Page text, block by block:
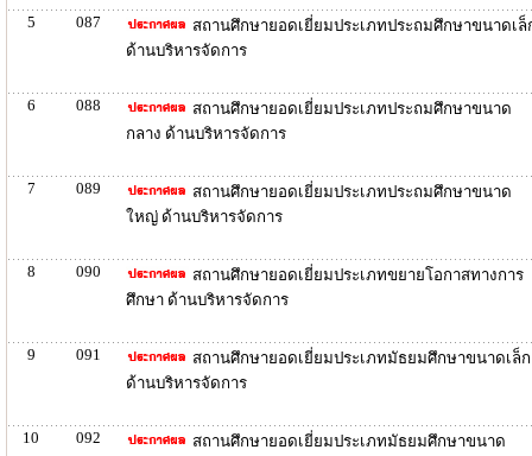
5 087
สถานศึกษายอดเยี่ยมประเภทประถมศึกษาขนาดเล็
ด้านบริหารจัดการ
6 088
สถานศึกษายอดเยี่ยมประเภทประถมศึกษาขนาด
กลาง ด้านบริหารจัดการ
7 089
สถานศึกษายอดเยี่ยมประเภทประถมศึกษาขนาด
ใหญ่ ด้านบริหารจัดการ
8 090
สถานศึกษายอดเยี่ยมประเภทขยายโอกาสทางการ
ศึกษา ด้านบริหารจัดการ
9 091
สถานศึกษายอดเยี่ยมประเภทมัธยมศึกษาขนาดเล็ก
ด้านบริหารจัดการ
10 092
สถานศึกษายอดเยี่ยมประเภทมัธยมศึกษาขนาด